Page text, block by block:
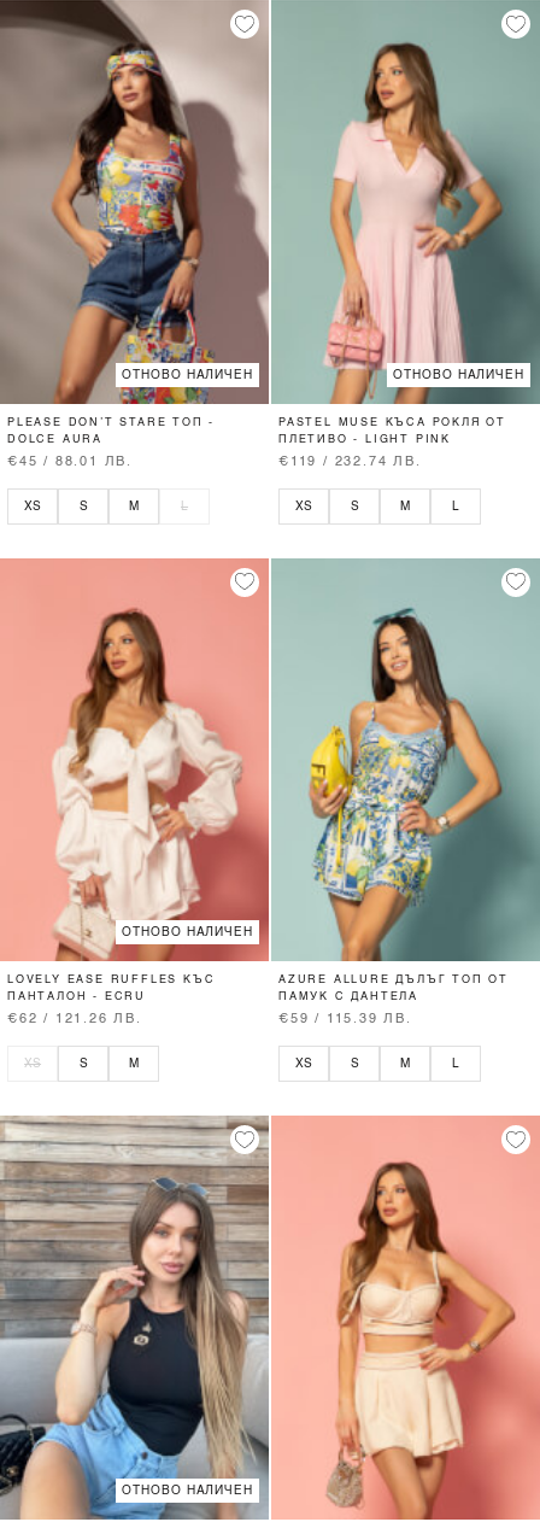
ОТНОВО НАЛИЧЕН
PLEASE DON’T STARE ТОП -
DOLCE AURA
€45 / 88.01 ЛВ.
XS S M L
ОТНОВО НАЛИЧЕН
PASTEL MUSE КЪСА РОКЛЯ ОТ
ПЛЕТИВО - LIGHT PINK
€119 / 232.74 ЛВ.
XS S M
ОТНОВО НАЛИЧЕН
LOVELY EASE RUFFLES КЪС
ПАНТАЛОН - ECRU
€62 / 121.26 ЛВ.
XS S M
AZURE ALLURE ДЪЛЪГ ТОП ОТ
ПАМУК С ДАНТЕЛА
€59 / 115.39 ЛВ.
XS S M L
ОТНОВО НАЛИЧЕН